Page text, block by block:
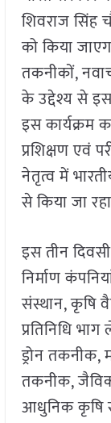
शिवराज सिंह
को किया
तकनीकों,
के उद्देश्य से
इस कार्यक्रम
प्रशिक्षण एवं
नेतृत्व में
से किया जा
इस तीन
निर्माण
संस्थान, कृषि
प्रतिनिधि
ड्रोन तकनीक,
तकनीक,
आधुनिक कृषि